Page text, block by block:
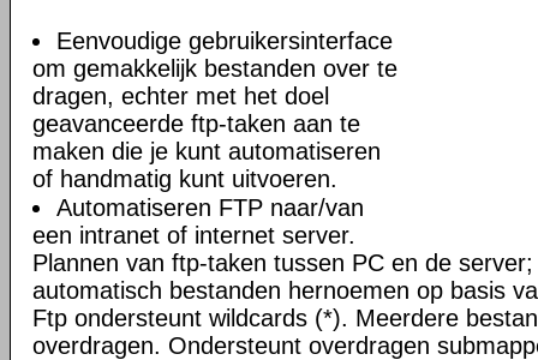
Eenvoudige gebruikersinterface
om gemakkelijk bestanden over te
dragen, echter met het doel
geavanceerde ftp-taken aan te
maken die je kunt automatiseren
of handmatig kunt uitvoeren.
Automatiseren FTP naar/van
een intranet of internet server.
Plannen van ftp-taken tussen PC en de
automatisch bestanden hernoemen op basis
Ftp ondersteunt wildcards (*). Meerdere
overdragen. Ondersteunt overdragen